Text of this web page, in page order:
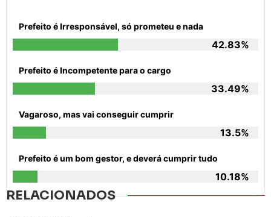
Prefeito é Irresponsável, só prometeu e nada
42.83%
Prefeito é Incompetente para o cargo
33.49%
Vagaroso, mas vai conseguir cumprir
13.5%
Prefeito é um bom gestor, e deverá cumprir tudo
10.18%
RELACIONADOS